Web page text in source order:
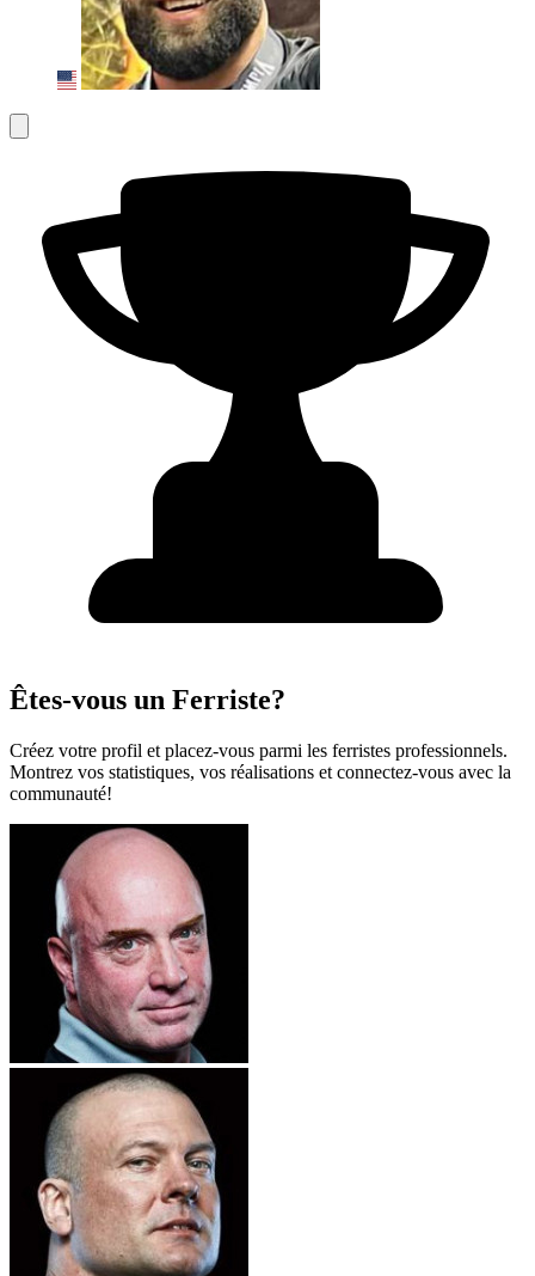
Êtes-vous un Ferriste?
Créez votre profil et placez-vous parmi les ferristes professionnels.
Montrez vos statistiques, vos réalisations et connectez-vous avec la
communauté!